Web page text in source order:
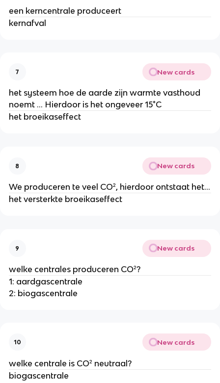
een kerncentrale produceert
kernafval
7 New cards
het systeem hoe de aarde zijn warmte vasthoud
noemt ... Hierdoor is het ongeveer 15°C
het broeikaseffect
8 New cards
We produceren te veel CO², hierdoor ontstaat het...
het versterkte broeikaseffect
9 New cards
welke centrales produceren CO²?
1: aardgascentrale
2: biogascentrale
10 New cards
welke centrale is CO² neutraal?
biogascentrale